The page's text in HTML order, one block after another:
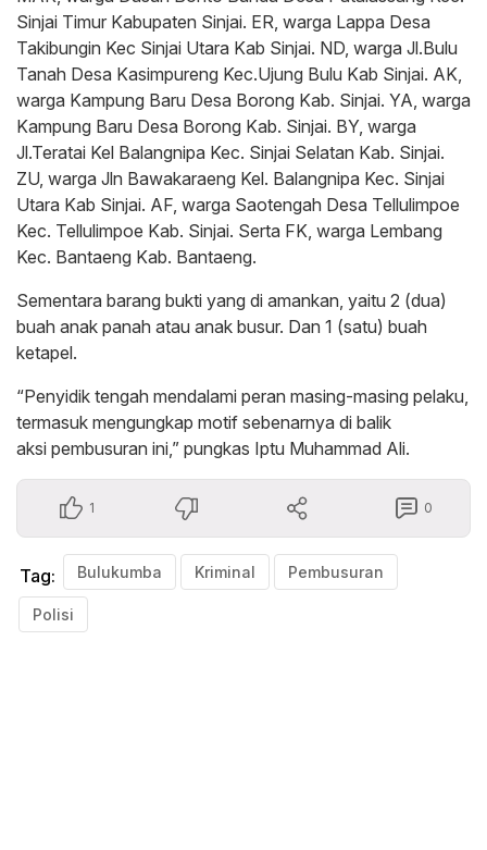
Sinjai Timur Kabupaten Sinjai. ER, warga Lappa Desa
Takibungin Kec Sinjai Utara Kab Sinjai. ND, warga Jl.Bulu
Tanah Desa Kasimpureng Kec.Ujung Bulu Kab Sinjai. AK,
warga Kampung Baru Desa Borong Kab. Sinjai. YA, warga
Kampung Baru Desa Borong Kab. Sinjai. BY, warga
Jl.Teratai Kel Balangnipa Kec. Sinjai Selatan Kab. Sinjai.
ZU, warga Jln Bawakaraeng Kel. Balangnipa Kec. Sinjai
Utara Kab Sinjai. AF, warga Saotengah Desa Tellulimpoe
Kec. Tellulimpoe Kab. Sinjai. Serta FK, warga Lembang
Kec. Bantaeng Kab. Bantaeng.
Sementara barang bukti yang di amankan, yaitu 2 (dua)
buah anak panah atau anak busur. Dan 1 (satu) buah
ketapel.
“Penyidik tengah mendalami peran masing-masing pelaku,
termasuk mengungkap motif sebenarnya di balik
aksi pembusuran ini,” pungkas Iptu Muhammad Ali.
1 0
Tag: Bulukumba Kriminal Pembusuran
Polisi